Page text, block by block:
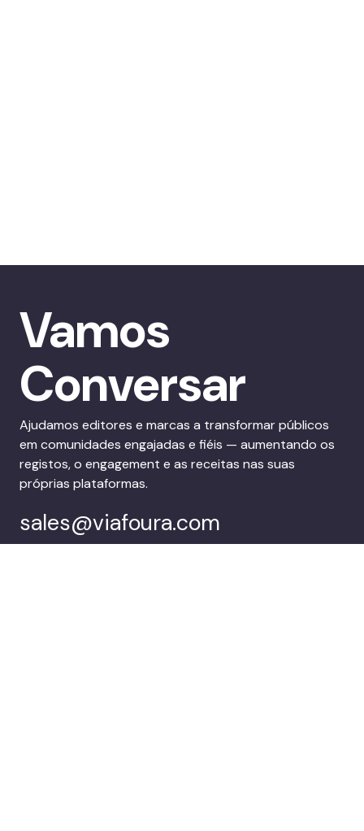
Vamos
Conversar
Ajudamos editores e marcas a transformar públicos
em comunidades engajadas e fiéis — aumentando os
registos, o engagement e as receitas nas suas
próprias plataformas.
sales@viafoura.com